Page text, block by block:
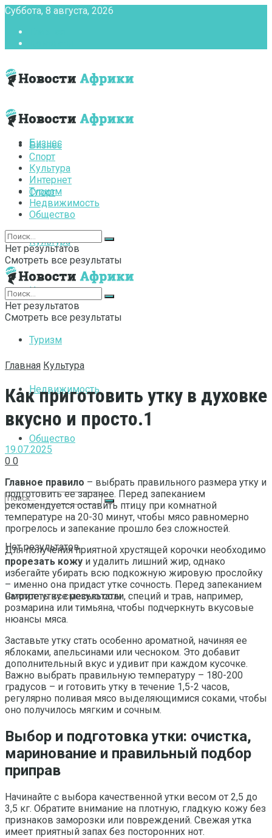
Суббота, 8 августа, 2026
Бизнес
Спорт
Культура
Интернет
Туризм
Недвижимость
Общество
Нет результатов
Смотреть все результаты
Бизнес
Спорт
Культура
Интернет
Туризм
Недвижимость
Общество
Нет результатов
Смотреть все результаты
Нет результатов
Смотреть все результаты
Главная Культура
Как приготовить утку в духовке
вкусно и просто.1
19.07.2025
0 0
Главное правило – выбрать правильного размера утку и
подготовить ее заранее. Перед запеканием
рекомендуется оставить птицу при комнатной
температуре на 20-30 минут, чтобы мясо равномерно
прогрелось и запекание прошло без сложностей.
Для получения приятной хрустящей корочки необходимо
прорезать кожу и удалить лишний жир, однако
избегайте убирать всю подкожную жировую прослойку
– именно она придаст утке сочность. Перед запеканием
натрите утку смесью соли, специй и трав, например,
розмарина или тимьяна, чтобы подчеркнуть вкусовые
нюансы мяса.
Заставьте утку стать особенно ароматной, начиняя ее
яблоками, апельсинами или чесноком. Это добавит
дополнительный вкус и удивит при каждом кусочке.
Важно выбрать правильную температуру – 180-200
градусов – и готовить утку в течение 1,5-2 часов,
регулярно поливая мясо выделяющимися соками, чтобы
оно получилось мягким и сочным.
Выбор и подготовка утки: очистка,
маринование и правильный подбор
приправ
Начинайте с выбора качественной утки весом от 2,5 до
3,5 кг. Обратите внимание на плотную, гладкую кожу без
признаков заморозки или повреждений. Свежая утка
имеет приятный запах без посторонних нот.